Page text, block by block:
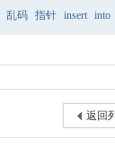
乱码 指针 insert into
返回